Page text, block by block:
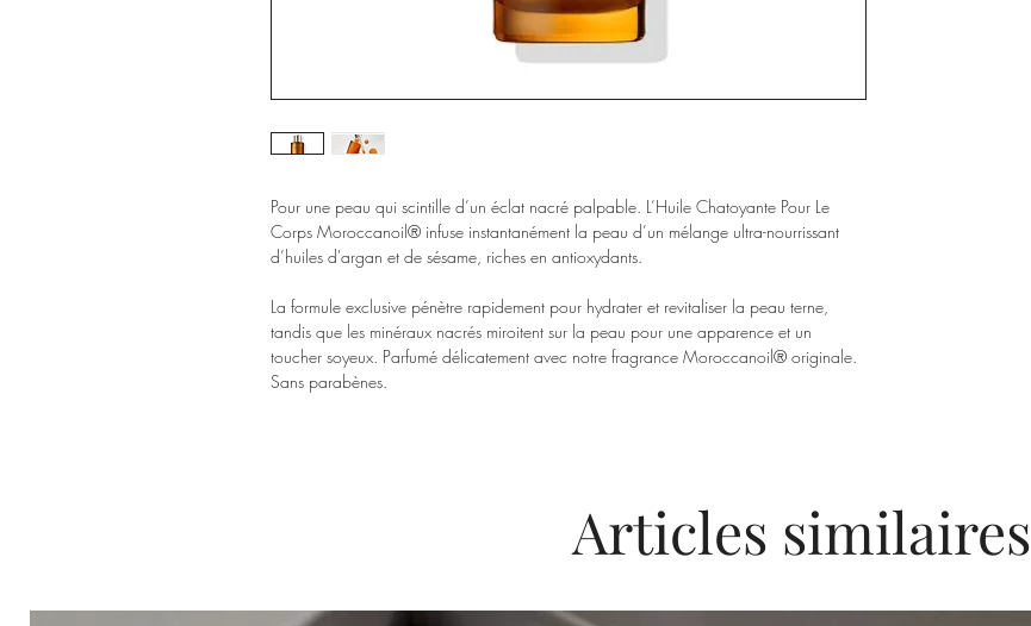
Pour une peau qui scintille d’un éclat nacré palpable. L’Huile Chatoyante Pour Le
Corps Moroccanoil® infuse instantanément la peau d’un mélange ultra-nourrissant
d’huiles d'argan et de sésame, riches en antioxydants.
La formule exclusive pénètre rapidement pour hydrater et revitaliser la peau terne,
tandis que les minéraux nacrés miroitent sur la peau pour une apparence et un
toucher soyeux. Parfumé délicatement avec notre fragrance Moroccanoil® originale.
Sans parabènes.
Articles similaires